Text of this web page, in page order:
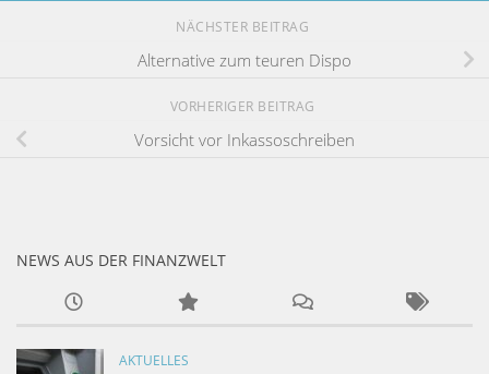
NÄCHSTER BEITRAG
Alternative zum teuren Dispo
VORHERIGER BEITRAG
Vorsicht vor Inkassoschreiben
NEWS AUS DER FINANZWELT
AKTUELLES